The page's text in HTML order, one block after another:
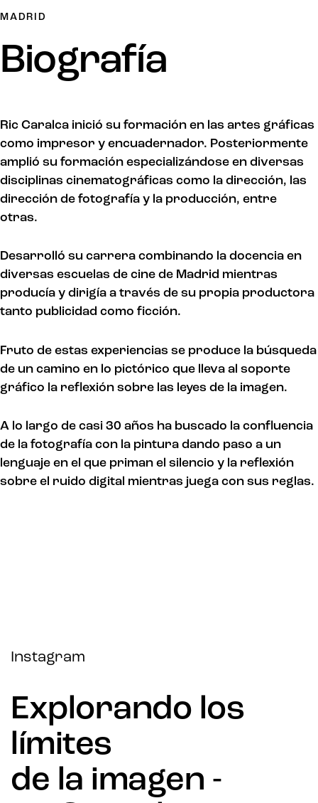
MADRID
Biografía
Ric Caralca inició su formación en las artes gráficas
como impresor y encuadernador. Posteriormente
amplió su formación especializándose en diversas
disciplinas cinematográficas como la dirección, las
dirección de fotografía y la producción, entre
otras.
Desarrolló su carrera combinando la docencia en
diversas escuelas de cine de Madrid mientras
producía y dirigía a través de su propia productora
tanto publicidad como ficción.
Fruto de estas experiencias se produce la búsqueda
de un camino en lo pictórico que lleva al soporte
gráfico la reflexión sobre las leyes de la imagen.
A lo largo de casi 30 años ha buscado la confluencia
de la fotografía con la pintura dando paso a un
lenguaje en el que priman el silencio y la reflexión
sobre el ruido digital mientras juega con sus reglas.
Instagram
Explorando los
límites
de la imagen -